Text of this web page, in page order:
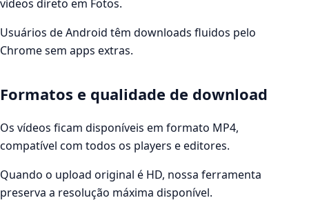
vídeos direto em Fotos.
Usuários de Android têm downloads fluidos pelo
Chrome sem apps extras.
Formatos e qualidade de download
Os vídeos ficam disponíveis em formato MP4,
compatível com todos os players e editores.
Quando o upload original é HD, nossa ferramenta
preserva a resolução máxima disponível.